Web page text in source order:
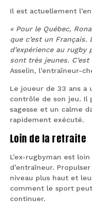
Il est actuellement
« Pour le Québec,
que c’est un Français.
d’expérience au rugby
sont très jeunes.
Asselin, l’entraîneur-
Le joueur de 33 ans
contrôle de son jeu. Il
sagesse et un calme
rapidement exécuté.
Loin de la retraite
L’ex-rugbyman est
d’entraîneur.
niveau plus haut et
comment le sport
continuer.